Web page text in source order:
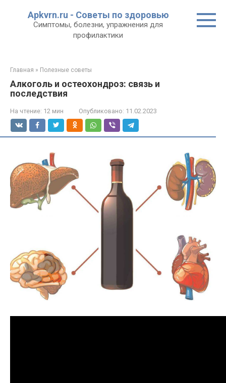
Apkvrn.ru - Советы по здоровью
Симптомы, болезни, упражнения для
профилактики
Главная » Полезные советы
Алкоголь и остеохондроз: связь и
последствия
На чтение: 12 мин Опубликовано: 11.02.2023